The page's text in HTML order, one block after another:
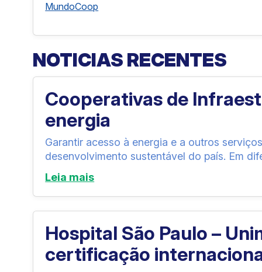
MundoCoop
NOTICIAS RECENTES
Cooperativas de
energia
Garantir acesso à energia e a outros
desenvolvimento sustentável do país. Em
Leia mais
Hospital São Paulo –
certificação